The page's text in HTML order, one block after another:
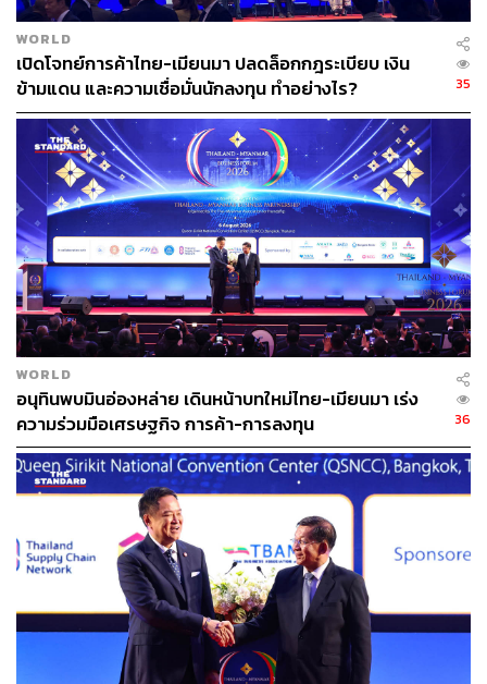
ที่ 8 พฤศจิกายน 2020 ที่คะแนนเสียงสนับสนุนพรรค NLD ซึ่ง
นำโดย ออง ซาน ซูจี ชนะการเลือกตั้งอย่างถล่มทลายและ
สามารถจัดตั้งรัฐบาลได้เป็นสมัยที่ 2 และมีการดำเนินคดีกับ
ผู้นำกองทัพ เพื่อชดใช้และรับโทษกับสิ่งที่เกิดขึ้นจากการเข่น
ฆ่าประชาชน แน่นอนว่านี่คือสิ่งที่ทุกฝ่ายทั่วทั้งเมียนมา ไทย
ประชาคมอาเซียน และประชาคมโลก อยากเห็นมากที่สุด แต่
โอกาสที่จะเกิดขึ้นก็แทบจะไม่มี
WORLD
เปิดโจทย์การค้าไทย-เมียนมา ปลดล็อกกฎระเบียบ เงิน
ข้ามแดน และความเชื่อมั่นนักลงทุน ทำอย่างไร?
35
WORLD
อนุทินพบมินอ่องหล่าย เดินหน้าบทใหม่ไทย-เมียนมา เร่ง
ความร่วมมือเศรษฐกิจ การค้า-การลงทุน
36